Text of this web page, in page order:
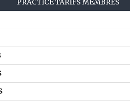
PRACTICE TARIFS MEMBRES